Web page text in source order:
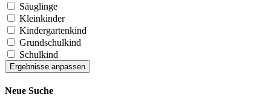
Säuglinge
Kleinkinder
Kindergartenkind
Grundschulkind
Schulkind
Neue Suche